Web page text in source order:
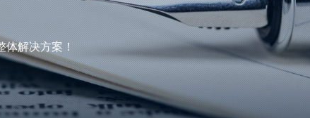
解决方案！